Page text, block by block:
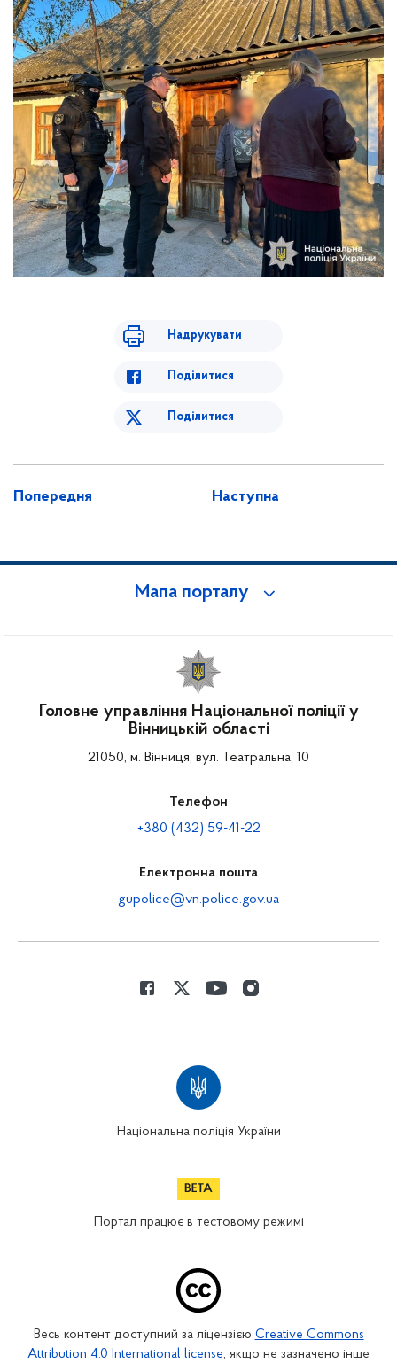
Надрукувати
Поділитися
Поділитися
Попередня Наступна
Мапа порталу
Головне управління Національної поліції у
Вінницькій області
21050, м. Вінниця, вул. Театральна, 10
Телефон
+380 (432) 59-41-22
Електронна пошта
gupolice@vn.police.gov.ua
Національна поліція України
Портал працює в тестовому режимі
Весь контент доступний за ліцензією Creative Commons
Attribution 4.0 International license, якщо не зазначено інше